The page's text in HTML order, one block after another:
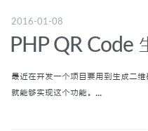
2016-01-08
PHP QR Code
最近在开发一个项目要用到生成二
就能够实现这个功能。...